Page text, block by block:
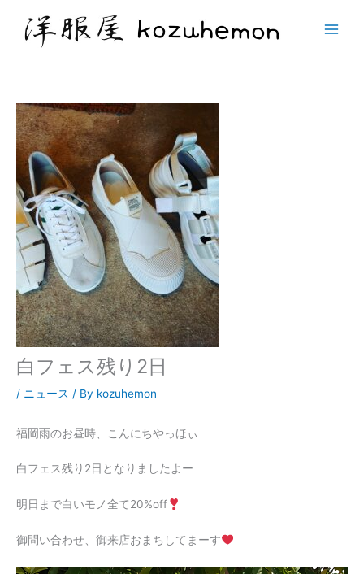
白フェス残り2日
/ ニュース / By kozuhemon
福岡雨のお昼時、こんにちやっほぃ
白フェス残り2日となりましたよー
明日まで白いモノ全て20%off
御問い合わせ、御来店おまちしてまーす